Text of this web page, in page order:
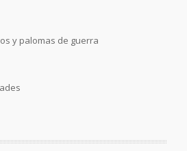
y palomas de guerra